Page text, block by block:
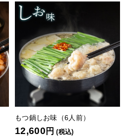
もつ鍋しお味（6人前）
12,600 円 (税込)